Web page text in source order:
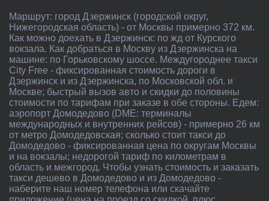
Маршрут: город Дзержинск (городской округ,
Нижегородская область) - от Москвы примерно 372 км.
Как можно доехать в Дзержинск: по жд от Курского
вокзала. Как добраться в Москву из Дзержинска на
машине: по Горьковскому шоссе. Междугороднее такси
City Free - фиксированная стоимость дороги в
Дзержинск и из Дзержинска, по Московской обл. и
Москве; быстрый вызов авто и скидки до половины
стоимости по тарифам при заказе в обе стороны. Едем:
аэропорт Домодедово (DME: терминалы
международных и внутренних рейсов) - примерно 26 км
от метро Домодедовская; сколько стоит такси до
Домодедово - фиксированная цена по округам Москвы
и на вокзалы; недорогой тариф по километрам в
область и межгород. Чтобы узнать стоимость и заказать
такси дешево в Домодедово и из Домодедово -
наберите наш номер телефона или скачайте